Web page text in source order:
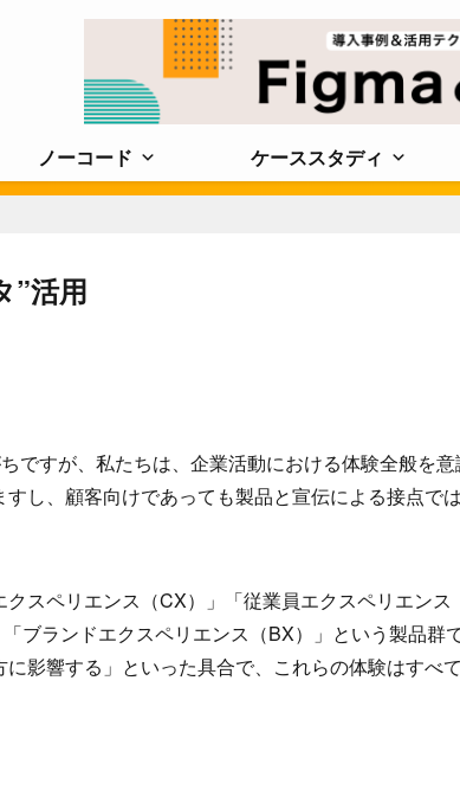
ノーコード ケーススタディ
”活用
ですが、私たちは、企業活動における体験全般を意
し、顧客向けであっても製品と宣伝による接点で
スペリエンス（CX）」「従業員エクスペリエンス
ブランドエクスペリエンス（BX）」という製品群
影響する」といった具合で、これらの体験はすべ